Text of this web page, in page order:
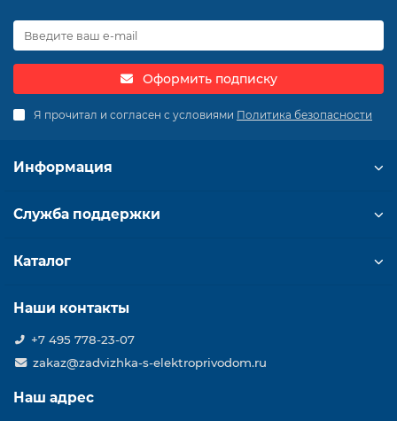
Оформить подписку
Я прочитал и согласен с условиями Политика безопасности
Информация
Служба поддержки
Каталог
Наши контакты
+7 495 778-23-07
zakaz@zadvizhka-s-elektroprivodom.ru
Наш адрес